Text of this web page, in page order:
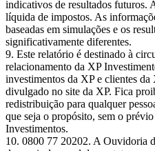
indicativos de resultados futuros.
líquida de impostos. As
baseadas em simulações e os
significativamente diferentes.
Este relatório é destinado à
relacionamento da XP
investimentos da XP e clientes da
divulgado no site da XP. Fica
redistribuição para qualquer
que seja o propósito, sem o
Investimentos.
0800 77 20202. A Ouvidoria